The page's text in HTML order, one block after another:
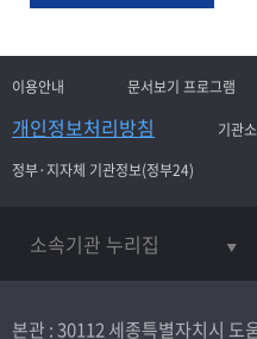
이용안내 문서보기 프로그램
개인정보처리방침
기관
정부·지자체 기관정보(정부24)
소속기관 누리집
본관 : 30112 세종특별자치시 도